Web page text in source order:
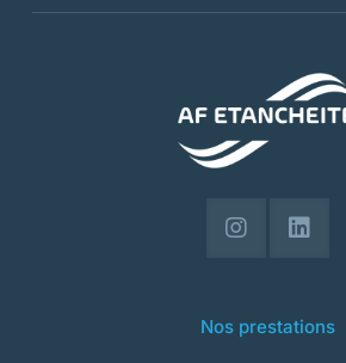
Nos prestations